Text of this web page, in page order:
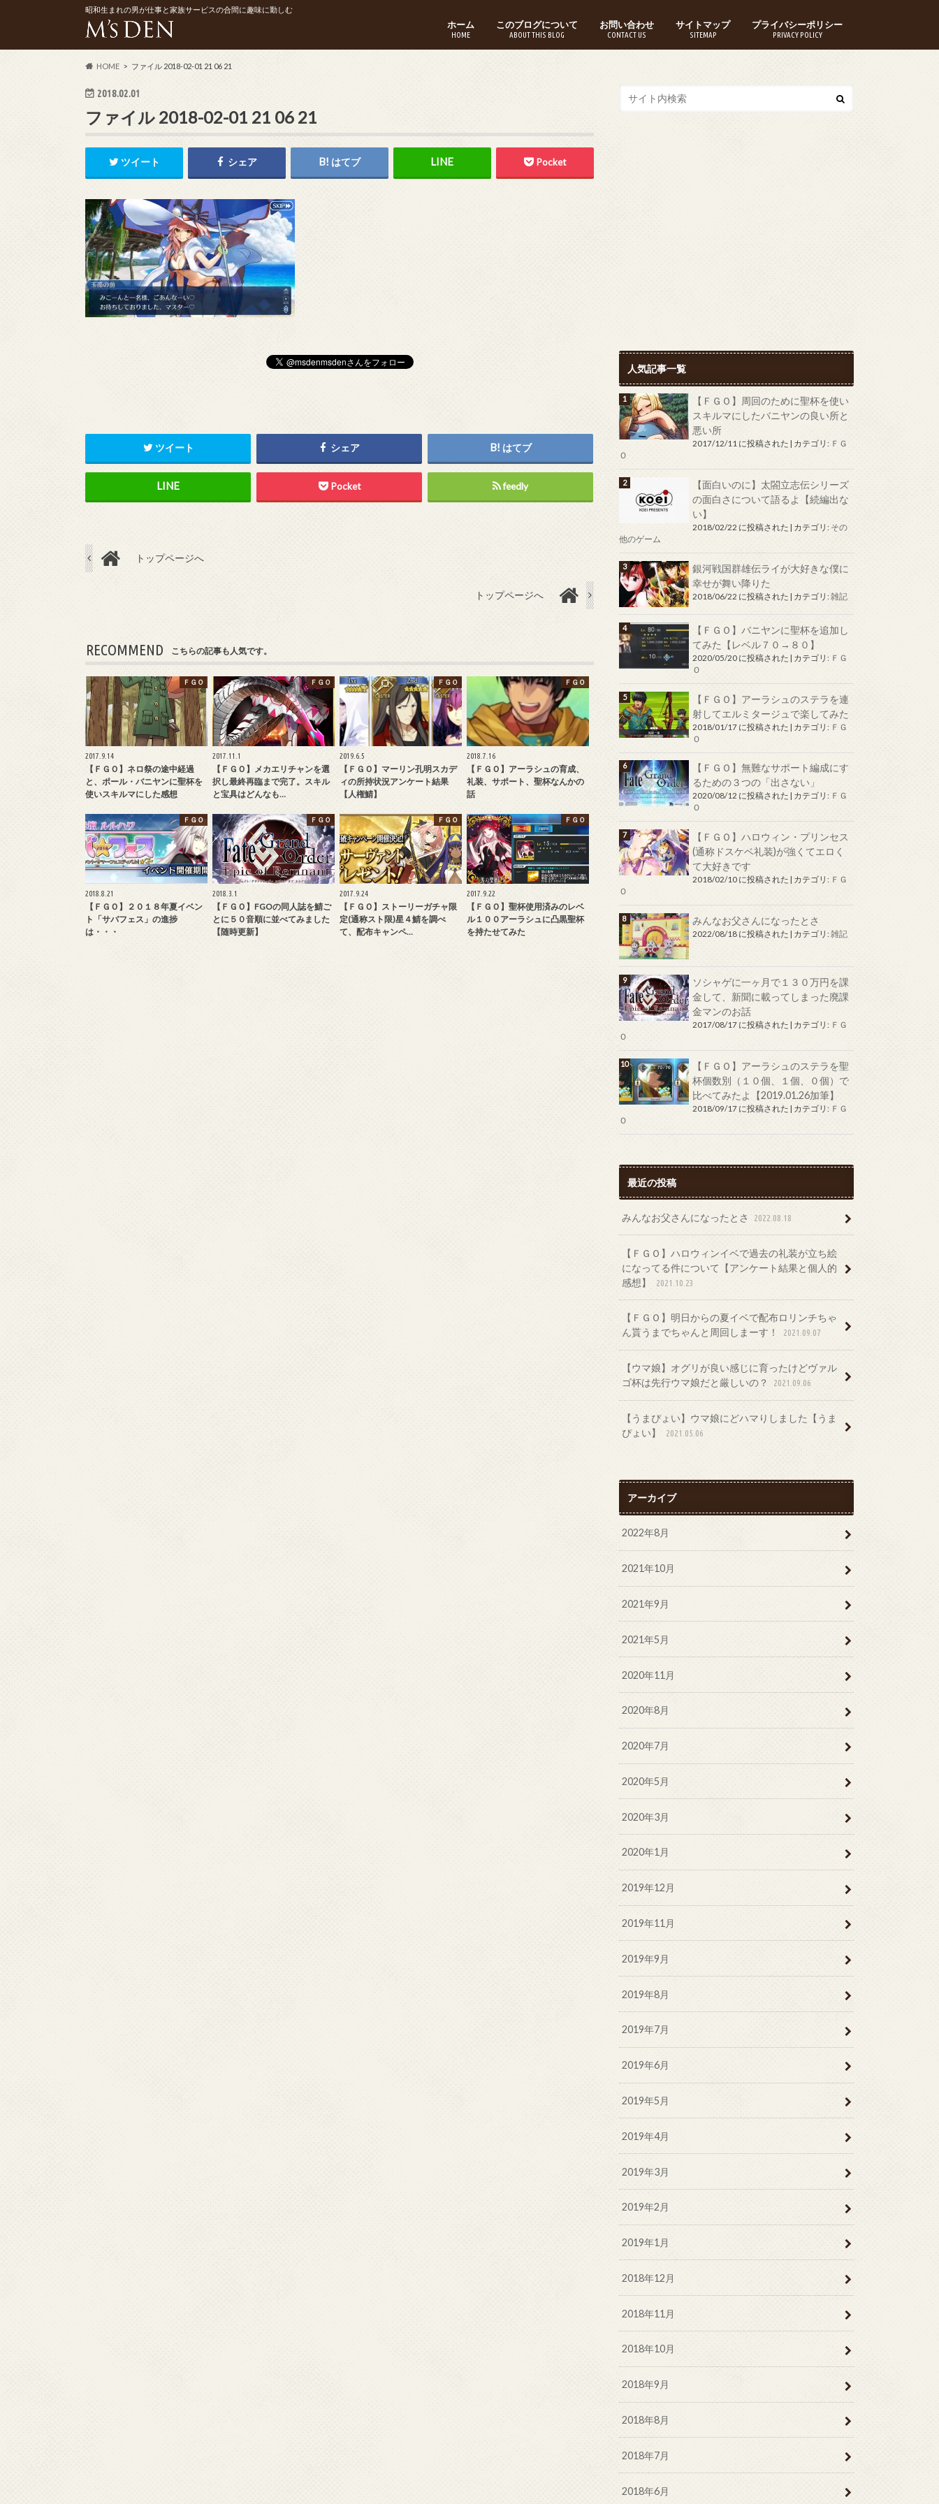
昭和生まれの男が仕事と家族サービスの合間に趣味に勤しむ
ホーム
HOME
このブログについて
ABOUT THIS BLOG
お問い合わせ
CONTACT US
サイトマップ
SITEMAP
プライバシーポリシー
PRIVACY POLICY
HOME ファイル 2018-02-01 21 06 21
2018.02.01
ファイル 2018-02-01 21 06 21
ツイート シェア はてブ Pocket
ツイート シェア はてブ
Pocket feedly
トップページへ
トップページへ
RECOMMEND こちらの記事も人気です。
ＦＧＯ
2017.9.14
【ＦＧＯ】ネロ祭の途中経過
と、ポール・バニヤンに聖杯を
使いスキルマにした感想
ＦＧＯ
2017.11.1
【ＦＧＯ】メカエリチャンを選
択し最終再臨まで完了。スキル
と宝具はどんなも…
ＦＧＯ
2019.6.5
【ＦＧＯ】マーリン孔明スカデ
ィの所持状況アンケート結果
【人権鯖】
ＦＧＯ
2018.7.16
【ＦＧＯ】アーラシュの育成、
礼装、サポート、聖杯なんかの
話
ＦＧＯ
2018.8.21
【ＦＧＯ】２０１８年夏イベン
ト「サバフェス」の進捗
は・・・
ＦＧＯ
2018.3.1
【ＦＧＯ】FGOの同人誌を鯖ご
とに５０音順に並べてみました
【随時更新】
ＦＧＯ
2017.9.24
【ＦＧＯ】ストーリーガチャ限
定(通称スト限)星４鯖を調べ
て、配布キャンペ…
ＦＧＯ
2017.9.22
【ＦＧＯ】聖杯使用済みのレベ
ル１００アーラシュに凸黒聖杯
を持たせてみた
人気記事一覧
【ＦＧＯ】周回のために聖杯を使い
スキルマにしたバニヤンの良い所と
悪い所
2017/12/11 に投稿された カテゴリ: ＦＧ
Ｏ
【面白いのに】太閤立志伝シリーズ
の面白さについて語るよ【続編出な
い】
2018/02/22 に投稿された | カテゴリ: その
他のゲーム
銀河戦国群雄伝ライが大好きな僕に
幸せが舞い降りた
2018/06/22 に投稿された | カテゴリ: 雑記
【ＦＧＯ】バニヤンに聖杯を追加し
てみた【レベル７０→８０】
2020/05/20 に投稿された カテゴリ: ＦＧ
Ｏ
【ＦＧＯ】アーラシュのステラを連
射してエルミタージュで楽してみた
2018/01/17 に投稿された | カテゴリ: ＦＧ
Ｏ
【ＦＧＯ】無難なサポート編成にす
るための３つの「出さない」
2020/08/12 に投稿された カテゴリ: ＦＧ
Ｏ
【ＦＧＯ】ハロウィン・プリンセス
(通称ドスケベ礼装)が強くてエロく
て大好きです
2018/02/10 に投稿された | カテゴリ: ＦＧ
Ｏ
みんなお父さんになったとさ
2022/08/18 に投稿された | カテゴリ: 雑記
ソシャゲに一ヶ月で１３０万円を課
金して、新聞に載ってしまった廃課
金マンのお話
2017/08/17 に投稿された カテゴリ: ＦＧ
Ｏ
【ＦＧＯ】アーラシュのステラを聖
杯個数別（１０個、１個、０個）で
比べてみたよ【2019.01.26加筆】
2018/09/17 に投稿された | カテゴリ: ＦＧ
Ｏ
最近の投稿
みんなお父さんになったとさ 2022.08.18
【ＦＧＯ】ハロウィンイベで過去の礼装が立ち絵
になってる件について【アンケート結果と個人的
感想】
2021.10.23
【ＦＧＯ】明日からの夏イベで配布ロリンチちゃ
ん貰うまでちゃんと周回しまーす！
2021.09.07
【ウマ娘】オグリが良い感じに育ったけどヴァル
ゴ杯は先行ウマ娘だと厳しいの？
2021.09.06
【うまぴょい】ウマ娘にどハマりしました【うま
ぴょい】
2021.05.06
アーカイブ
2022年8月
2021年10月
2021年9月
2021年5月
2020年11月
2020年8月
2020年7月
2020年5月
2020年3月
2020年1月
2019年12月
2019年11月
2019年9月
2019年8月
2019年7月
2019年6月
2019年5月
2019年4月
2019年3月
2019年2月
2019年1月
2018年12月
2018年11月
2018年10月
2018年9月
2018年8月
2018年7月
2018年6月